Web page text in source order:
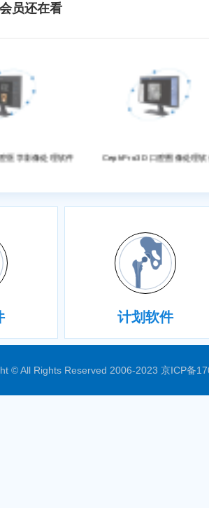
员还在看
医学影像处理软件 CephPro3D 口腔图像处理
计划软件
© All Rights Reserved 2006-2023 京ICP备